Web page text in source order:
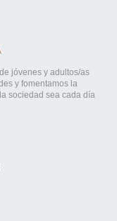
jóvenes y adultos/as
y fomentamos la
sociedad sea cada día